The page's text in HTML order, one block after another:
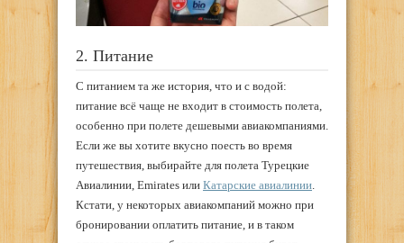
2. Питание
С питанием та же история, что и с водой:
питание всё чаще не входит в стоимость полета,
особенно при полете дешевыми авиакомпаниями.
Если же вы хотите вкусно поесть во время
путешествия, выбирайте для полета Турецкие
Авиалинии, Emirates или Катарские авиалинии
Кстати, у некоторых авиакомпаний можно при
бронировании оплатить питание, и в таком